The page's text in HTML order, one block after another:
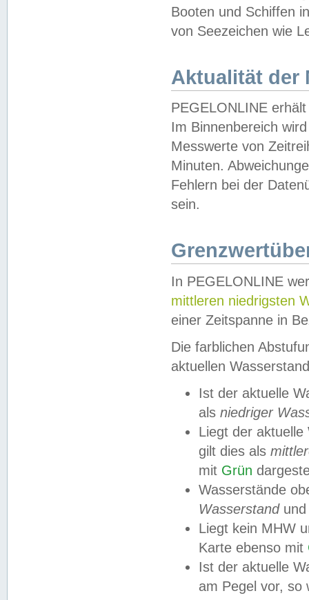
Booten und Schiffen
von Seezeichen wie
Aktualität der
PEGELONLINE
Im Binnenbereich
Messwerte von
Minuten.
Fehlern bei der
sein.
In PEGELONLINE
mittleren niedrigsten
einer Zeitspanne in
Die farblichen
aktuellen
Ist der aktuelle
als niedriger
Liegt der
gilt dies als
mit Grün
Wasserstände
Wasserstandund
Liegt kein MHW
Karte ebenso mit
Ist der aktuelle
am Pegel vor,